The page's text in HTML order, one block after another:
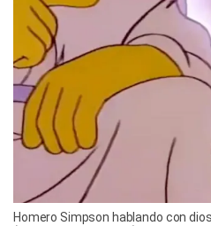
Homero Simpson hablando con